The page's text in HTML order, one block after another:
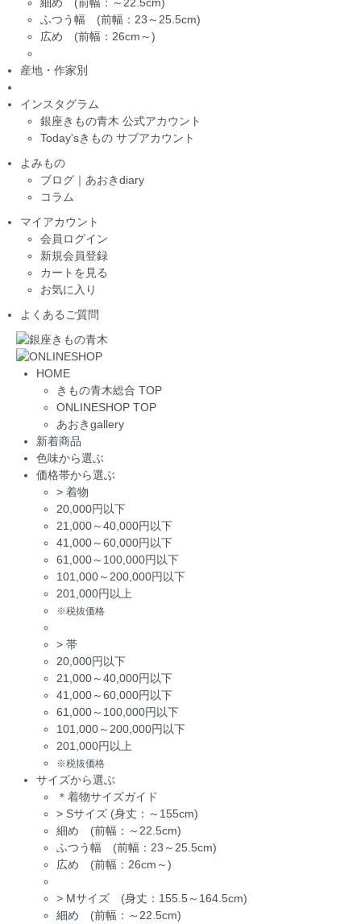
ふつう幅 (前幅：23～25.5cm)
広め (前幅：26cm～)
産地・作家別
インスタグラム
銀座きもの青木 公式アカウント
Today'sきもの サブアカウント
よみもの
ブログ｜あおきdiary
コラム
マイアカウント
会員ログイン
新規会員登録
カートを見る
お気に入り
よくあるご質問
HOME
きもの青木総合 TOP
ONLINESHOP TOP
あおきgallery
新着商品
色味から選ぶ
価格帯から選ぶ
> 着物
20,000円以下
21,000～40,000円以下
41,000～60,000円以下
61,000～100,000円以下
101,000～200,000円以下
201,000円以上
※税抜価格
> 帯
20,000円以下
21,000～40,000円以下
41,000～60,000円以下
61,000～100,000円以下
101,000～200,000円以下
201,000円以上
※税抜価格
サイズから選ぶ
＊着物サイズガイド
> Sサイズ (身丈：～155cm)
細め (前幅：～22.5cm)
ふつう幅 (前幅：23～25.5cm)
広め (前幅：26cm～)
> Mサイズ (身丈：155.5～164.5cm)
細め (前幅：～22.5cm)